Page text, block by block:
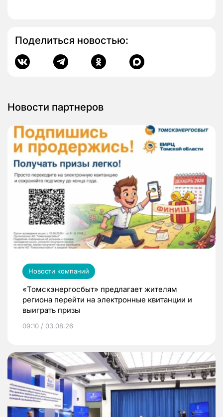
Поделиться новостью:
Новости партнеров
Новости компаний
«Томскэнергосбыт» предлагает жителям
региона перейти на электронные квитанции и
выиграть призы
09:10 / 03.08.26